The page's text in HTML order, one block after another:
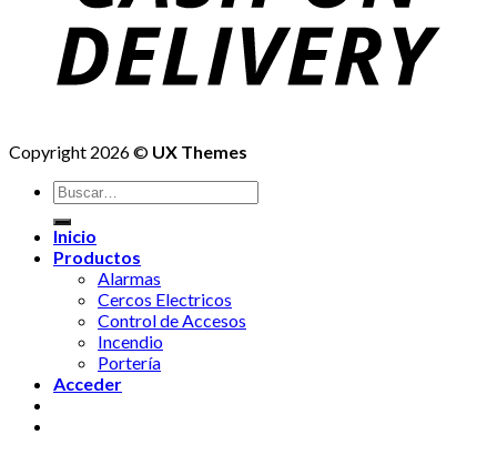
Copyright 2026 © UX Themes
Buscar
por:
Inicio
Productos
Alarmas
Cercos Electricos
Control de Accesos
Incendio
Portería
Acceder